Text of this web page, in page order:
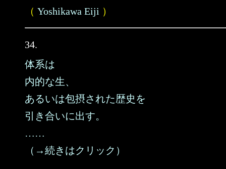
（ Yoshikawa Eiji ）
34.
体系は
内的な生、
あるいは包摂された歴史を
引き合いに出す。
……
（→続きはクリック）